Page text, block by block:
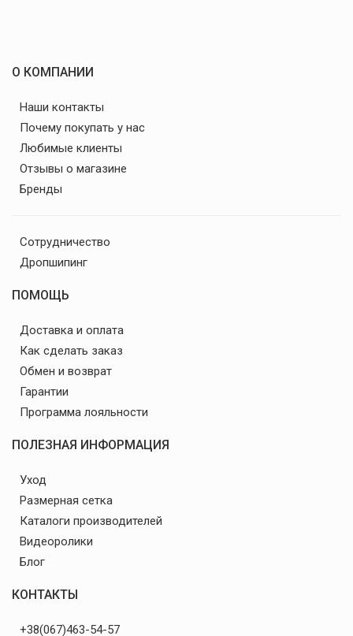
О КОМПАНИИ
Наши контакты
Почему покупать у нас
Любимые клиенты
Отзывы о магазине
Бренды
Сотрудничество
Дропшипинг
ПОМОЩЬ
Доставка и оплата
Как сделать заказ
Обмен и возврат
Гарантии
Программа лояльности
ПОЛЕЗНАЯ ИНФОРМАЦИЯ
Уход
Размерная сетка
Каталоги производителей
Видеоролики
Блог
КОНТАКТЫ
+38(067)463-54-57